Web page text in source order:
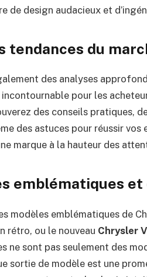
de design audacieux et
tendances du
des analyses
pour les
des conseils pratiques,
des astuces pour réussir
marque à la hauteur des
emblématiques
modèles emblématiques de
rétro, ou le nouveau Chrysler
ne sont pas seulement des
sortie de modèle est une